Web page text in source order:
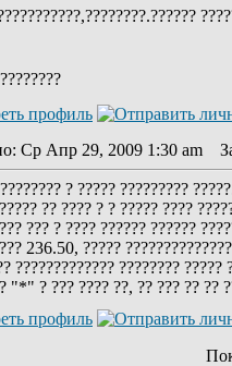
Ср Апр 29, 2009 1:30 am
? ????? ?????????
?? ???? ? ? ????? ????
??? ? ???? ?????? ??????
236.50, ?????
????????????? ????????
"*" ? ??? ???? ??, ?? ??? ?? ??